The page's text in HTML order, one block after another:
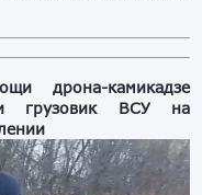
дрона-камикадзе
грузовик ВСУ на